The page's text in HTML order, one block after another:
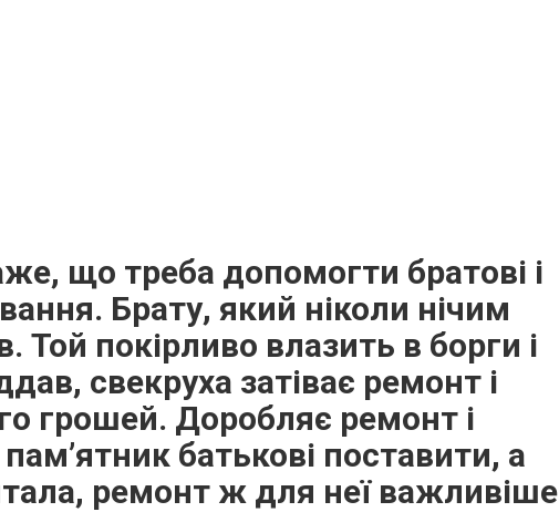
що треба допомогти братові і
Брату, який ніколи нічим
Той покірливо влазить в борги і
свекруха затіває ремонт і
грошей. Доробляє ремонт і
батькові поставити, а
ремонт ж для неї важливіше